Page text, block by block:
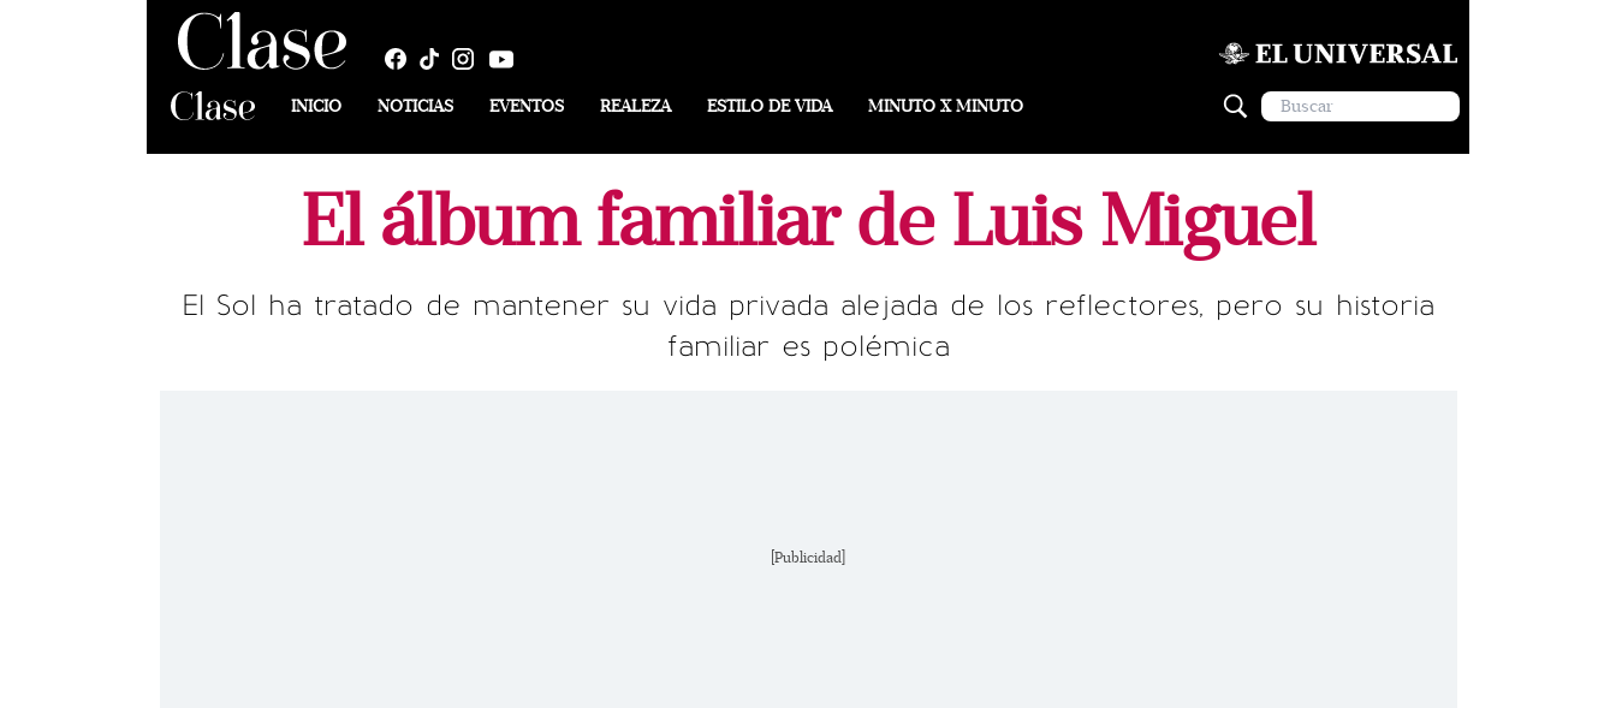
INICIO NOTICIAS EVENTOS REALEZA ESTILO DE VIDA MINUTO X MINUTO
El álbum familiar de Luis Miguel
El Sol ha tratado de mantener su vida privada alejada de los reflectores, pero su historia
familiar es polémica
[Publicidad]